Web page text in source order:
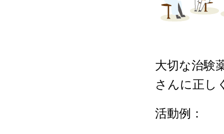
大切な治験
さんに正し
活動例：